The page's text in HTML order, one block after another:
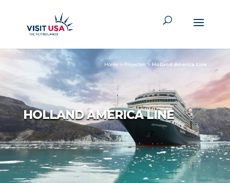
Home > Projecten >Holland America Line
HOLLAND AMERICA LINE